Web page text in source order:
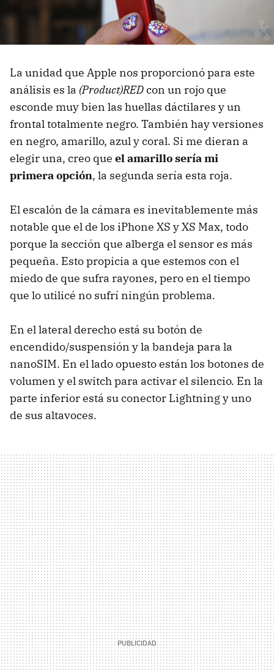
La unidad que Apple nos proporcionó para este
análisis es la (Product)REDcon un rojo que
esconde muy bien las huellas dáctilares y un
frontal totalmente negro. También hay versiones
en negro, amarillo, azul y coral. Si me dieran a
elegir una, creo que el amarillo sería mi
primera opción, la segunda sería esta roja.
El escalón de la cámara es inevitablemente más
notable que el de los iPhone XS y XS Max, todo
porque la sección que alberga el sensor es más
pequeña. Esto propicia a que estemos con el
miedo de que sufra rayones, pero en el tiempo
que lo utilicé no sufrí ningún problema.
En el lateral derecho está su botón de
encendido/suspensión y la bandeja para la
nanoSIM. En el lado opuesto están los botones de
volumen y el switch para activar el silencio. En la
parte inferior está su conector Lightning y uno
de sus altavoces.